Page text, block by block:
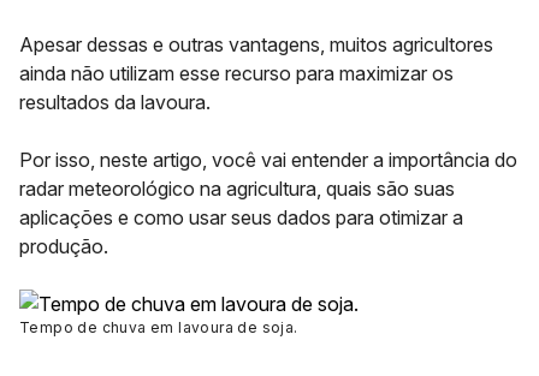
Apesar dessas e outras vantagens, muitos agricultores
ainda não utilizam esse recurso para maximizar os
resultados da lavoura.
Por isso, neste artigo, você vai entender a importância do
radar meteorológico na agricultura, quais são suas
aplicações e como usar seus dados para otimizar a
produção.
Tempo de chuva em lavoura de soja.